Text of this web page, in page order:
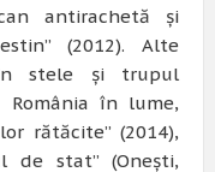
antirachetă şi
(2012). Alte
stele şi trupul
România în lume,
rătăcite” (2014),
de stat” (Oneşti,